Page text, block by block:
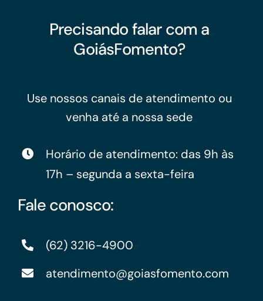
Precisando falar com a
GoiásFomento?
Use nossos canais de atendimento ou
venha até a nossa sede
Horário de atendimento: das 9h às
17h – segunda a sexta-feira
Fale conosco:
(62) 3216-4900
atendimento@goiasfomento.com